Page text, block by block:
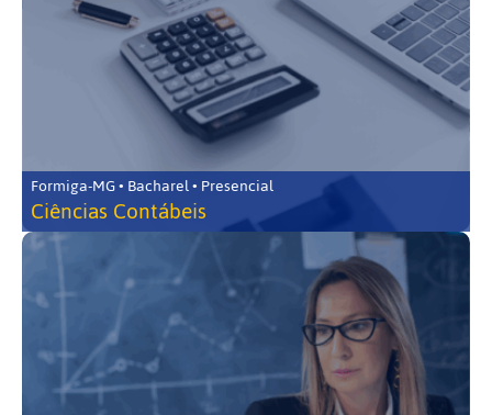
Formiga-MG • Bacharel • Presencial
Ciências Contábeis